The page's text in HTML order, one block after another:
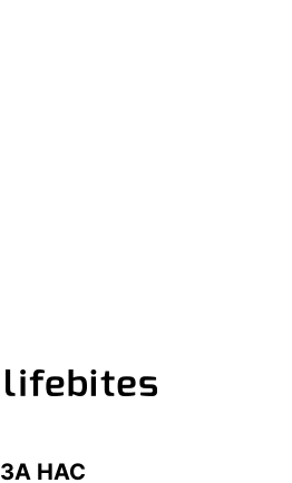
ЗА НАС